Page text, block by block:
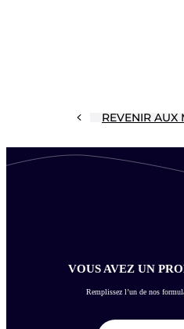
REVENIR AUX
VOUS AVEZ UN
Remplissez l’un de nos